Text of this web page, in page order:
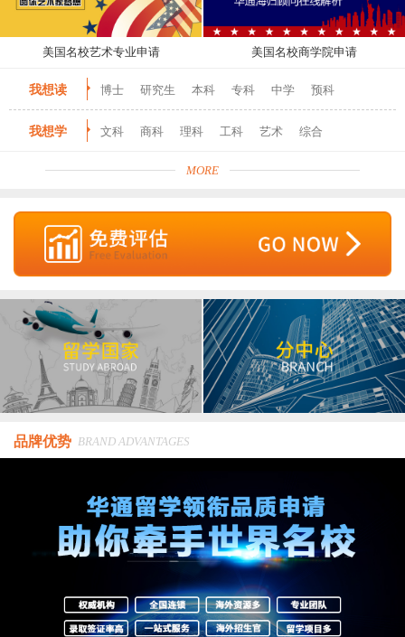
美国名校艺术专业申请 美国名校商学院申请
我想读 博士 研究生 本科 专科 中学 预科
我想学 文科 商科 理科 工科 艺术 综合
MORE
品牌优势 BRAND ADVANTAGES